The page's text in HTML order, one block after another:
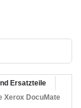
Ersatzteile
Xerox DocuMate